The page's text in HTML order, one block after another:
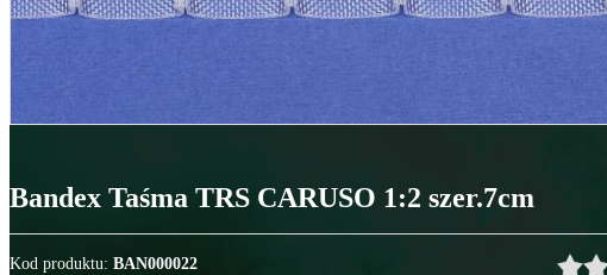
Bandex Taśma TRS CARUSO 1:2 szer.7cm
Kod produktu: BAN000022